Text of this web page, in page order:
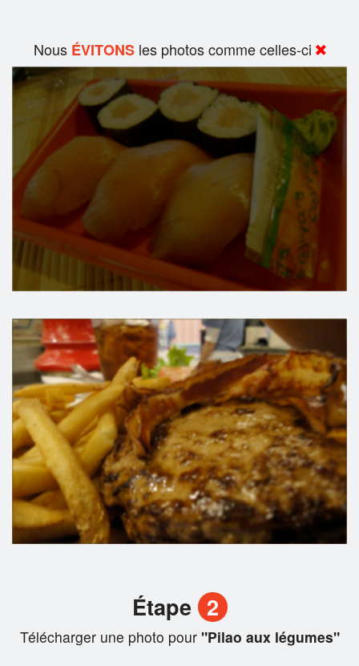
Nous ÉVITONSles photos comme celles-ci
Étape 2
Télécharger une photo pour"Pilao aux légumes"